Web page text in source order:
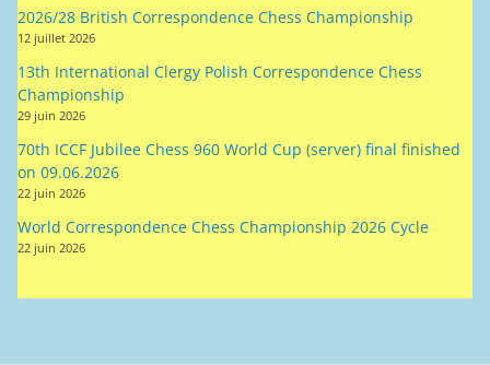
2026/28 British Correspondence Chess Championship
12 juillet 2026
13th International Clergy Polish Correspondence Chess
Championship
29 juin 2026
70th ICCF Jubilee Chess 960 World Cup (server) final finished
on 09.06.2026
22 juin 2026
World Correspondence Chess Championship 2026 Cycle
22 juin 2026